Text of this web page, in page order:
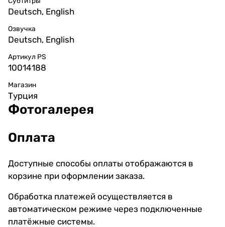
Deutsch, English
Озвучка
Deutsch, English
Артикул PS
10014188
Магазин
Турция
Фотогалерея
Оплата
Доступные способы оплаты отображаются в
корзине при оформлении заказа.
Обработка платежей осуществляется в
автоматическом режиме через подключенные
платёжные системы.